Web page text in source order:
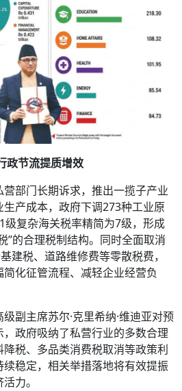
政节流提质增效
部门长期诉求，推出一揽子产业
产成本，政府下调273种工业原
级复杂海关税率精简为7级，形成
”的合理税制结构。同时全面取消
建税、道路维修费等零散税费，
化征管流程、减轻企业经营负
副主席苏尔·克里希纳·维迪亚对预
政府吸纳了私营行业的多数合理
税、多品类消费税取消等政策利
稳定，相关举措落地将有效提振
力。